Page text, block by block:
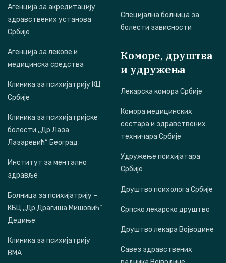
Агенција за акредитацију
здравствених установа
Србије
Агенција за лекове и
медицинска средства
Клиника за психијатрију КЦ
Србије
Клиника за психијатријске
болести ,,Др Лаза
Лазаревић“ Београд
Институт за ментално
здравље
Болница за психијатрију –
КБЦ ,,Др Драгиша Мишовић“
Дедиње
Клиника за психијатрију
ВМА
Специјална болница за
болести зависности
Коморе, друштва
и удружења
Лекарска комора Србије
Комора медицинских
сестара и здравствених
техничара Србије
Удружење психијатара
Србије
Друштво психолога Србије
Српско лекарско друштво
Друштво лекара Војводине
Савез здравствених